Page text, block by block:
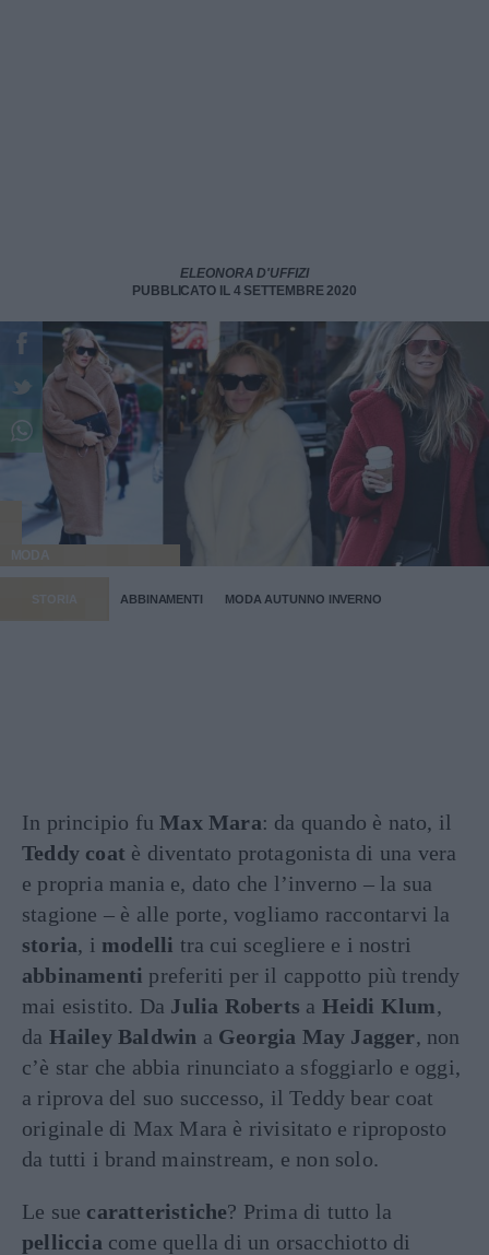
ELEONORA D'UFFIZI
PUBBLICATO IL 4 SETTEMBRE 2020
MODA
STORIA ABBINAMENTI MODA AUTUNNO INVERNO
In principio fuMax Mara: da quando è nato, il
Teddy coat è diventato protagonista di una vera
e propria mania e, dato che l’inverno – la sua
stagione – è alle porte, vogliamo raccontarvi la
storia, i modelli tra cui scegliere e i nostri
abbinamenti preferiti per il cappotto più trendy
mai esistito. Da Julia Roberts a Heidi Klum,
da Hailey Baldwin a Georgia May Jagger, non
c’è star che abbia rinunciato a sfoggiarlo e oggi,
a riprova del suo successo, il Teddy bear coat
originale di Max Mara è rivisitato e riproposto
da tutti i brand mainstream, e non solo.
Le sue caratteristiche? Prima di tutto la
pelliccia come quella di un orsacchiotto di